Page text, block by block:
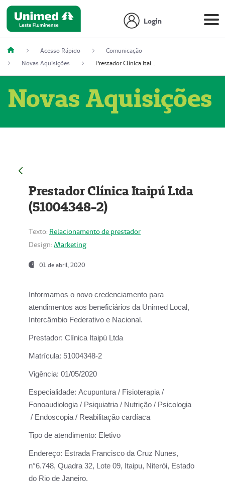
Login
Acesso Rápido
Comunicação
Novas Aquisições
Prestador Clínica Itaipú Ltda (51004348-2)
Novas Aquisições
Prestador Clínica Itaipú Ltda
(51004348-2)
Texto: Relacionamento de prestador
Design: Marketing
01 de abril, 2020
Informamos o novo credenciamento para
atendimentos aos beneficiários da Unimed Local,
Intercâmbio Federativo e Nacional.
Prestador: Clínica Itaipú Ltda
Matrícula: 51004348-2
Vigência: 01/05/2020
Especialidade: Acupuntura / Fisioterapia /
Fonoaudiologia / Psiquiatria / Nutrição / Psicologia
/ Endoscopia / Reabilitação cardíaca
Tipo de atendimento: Eletivo
Endereço: Estrada Francisco da Cruz Nunes,
n°6.748, Quadra 32, Lote 09, Itaipu, Niterói, Estado
do Rio de Janeiro.